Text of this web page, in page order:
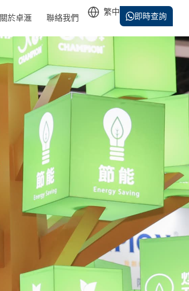
關於卓滙
聯絡我們
简体中文
即時查詢